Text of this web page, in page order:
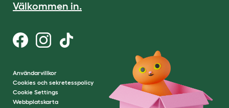
Välkommen in.
Användarvillkor
Cookies och sekretesspolicy
Cookie Settings
Webbplatskarta